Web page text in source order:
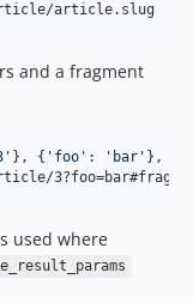
article.slug
and a fragment
' }, { ' foo ' : ' bar ' },
used where